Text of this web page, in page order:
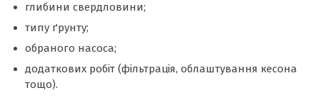
глибини свердловини;
типу ґрунту;
обраного насоса;
додаткових робіт (фільтрація, облаштування кесона
тощо).